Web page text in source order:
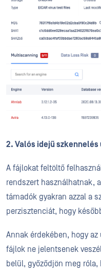
2. Valós idejű
A fájlokat feltöltő
rendszert használhatnak,
támadók gyakran azzal a
perzisztenciát, hogy
Annak érdekében, hogy
fájlok ne jelentsenek
belül, győződjön meg